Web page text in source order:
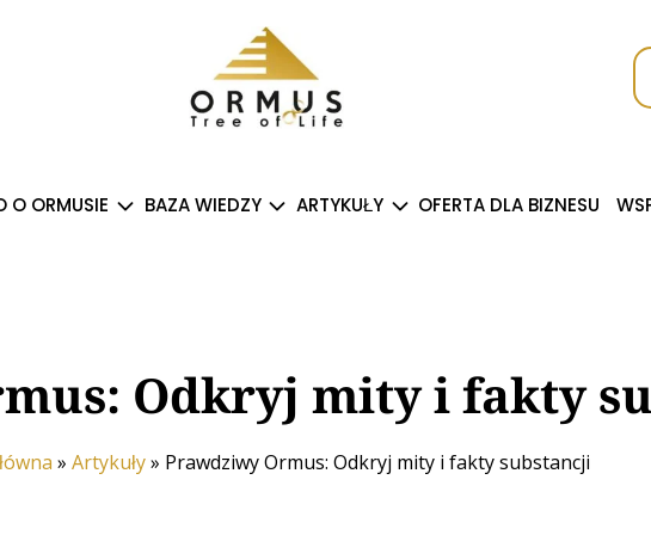
O ORMUSIE BAZA WIEDZY ARTYKUŁY OFERTA DLA BIZNESU
Odkryj mity i fakty
» Artykuły» Prawdziwy Ormus: Odkryj mity i fakty substancji